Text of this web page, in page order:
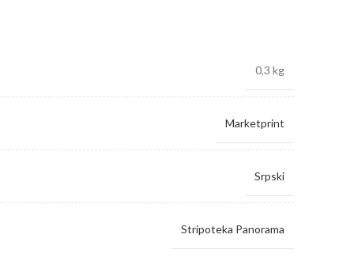
0,3 kg
Marketprint
Srpski
Stripoteka Panorama